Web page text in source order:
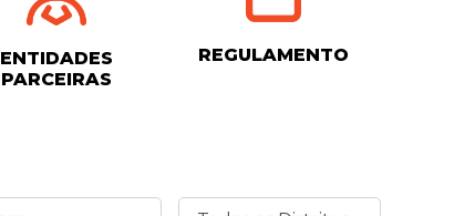
ENTIDADES
PARCEIRAS
REGULAMENTO